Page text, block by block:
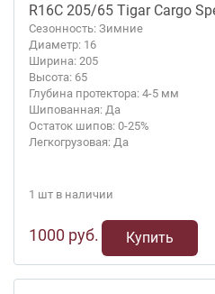
R16C 205/65 Tigar Cargo
Сезонность: Зимние
Диаметр: 16
Ширина: 205
Высота: 65
Глубина протектора: 4-5 мм
Шипованная: Да
Остаток шипов: 0-25%
Легкогрузовая: Да
1 шт в наличии
1000 руб. Купить